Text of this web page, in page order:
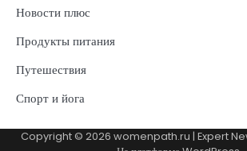
Новости плюс
Продукты питания
Путешествия
Спорт и йога
Copyright © 2026 womenpath.ru | Expert